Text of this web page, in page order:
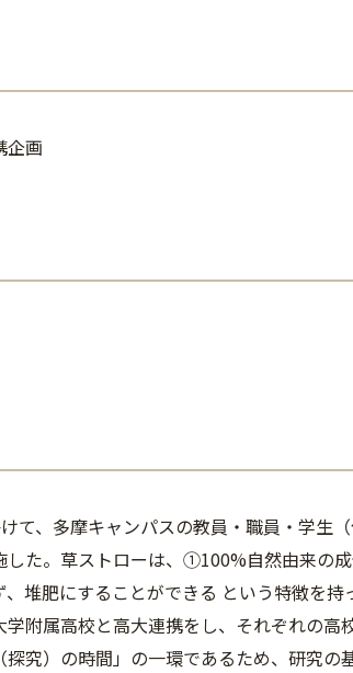
企画
て、多摩キャンパスの教員・職員・学生
した。草ストローは、①100%自然由来
堆肥にすることができる という特徴を
附属高校と高大連携をし、それぞれの
究）の時間」の一環であるため、研究